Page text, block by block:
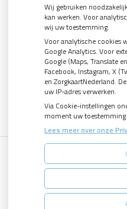
Uw Zorg
Wij gebruiken
kan werken. Voor
wij uw toestemming.
Voor analytische cookies
Google Analytics. Voor
Google (Maps, Translate
Facebook, Instagram, X
en ZorgkaartNederland.
uw IP-adres verwerken.
Via Cookie-instellingen
moment uw
Lees meer over onze